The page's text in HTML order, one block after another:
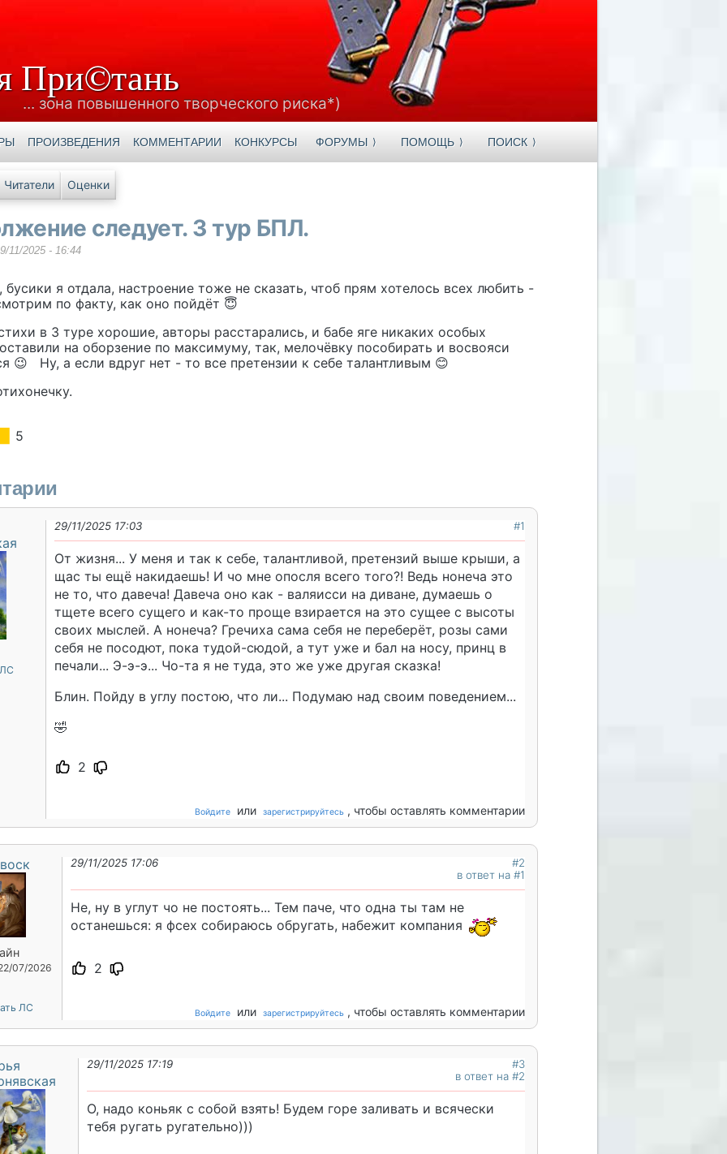
При©тань
... зона повышенного творческого риска*)
ПРОИЗВЕДЕНИЯ КОММЕНТАРИИ КОНКУРСЫ ФОРУМЫ ПОМОЩЬ ПОИСК
вкладки
Читатели Оценки
следует. 3 тур БПЛ.
11/2025 - 16:44
бусики я отдала, настроение тоже не сказать, чтоб прям хотелось всех любить -
по факту, как оно пойдёт 😇
в 3 туре хорошие, авторы расстарались, и бабе яге никаких особых
на оборзение по максимуму, так, мелочёвку пособирать и восвояси
😉 Ну, а если вдруг нет - то все претензии к себе талантливым 😊
5
29/11/2025 17:03 #1
От жизня... У меня и так к себе, талантливой, претензий выше крыши, а
щас ты ещё накидаешь! И чо мне опосля всего того?! Ведь нонеча это
не то, что давеча! Давеча оно как - валяисси на диване, думаешь о
тщете всего сущего и как-то проще взирается на это сущее с высоты
своих мыслей. А нонеча? Гречиха сама себя не переберёт, розы сами
себя не посодют, пока тудой-сюдой, а тут уже и бал на носу, принц в
печали... Э-э-э... Чо-та я не туда, это же уже другая сказка!
Блин. Пойду в углу постою, что ли... Подумаю над своим поведением...
🤣
2
Войдите или зарегистрируйтесь , чтобы оставлять комментарии
07/2026
ЛС
29/11/2025 17:06
#2
в ответ на #1
Не, ну в углут чо не постоять... Тем паче, что одна ты там не
останешься: я фсех собираюсь обругать, набежит компания
2
Войдите или зарегистрируйтесь , чтобы оставлять комментарии
29/11/2025 17:19
#3
в ответ на #2
О, надо коньяк с собой взять! Будем горе заливать и всячески
тебя ругать ругательно)))